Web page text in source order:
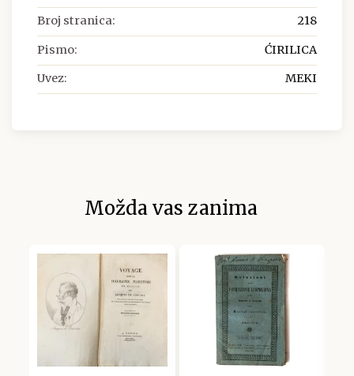
Broj stranica: 218
Pismo: ĆIRILICA
Uvez: MEKI
Možda vas zanima